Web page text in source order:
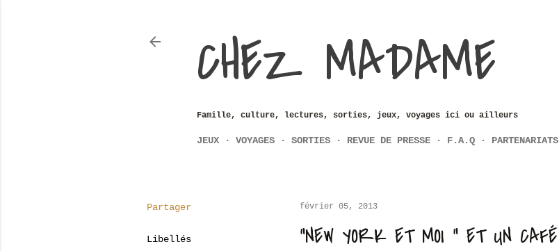
CHEZ MADAME
Famille, culture, lectures, sorties, jeux, voyages ici ou ailleurs
JEUX VOYAGES SORTIES REVUE DE PRESSE F.A.Q PARTENARIATS
Partager
Libellés
février 05, 2013
"NEW YORK ET MOI " ET UN CAFÉ